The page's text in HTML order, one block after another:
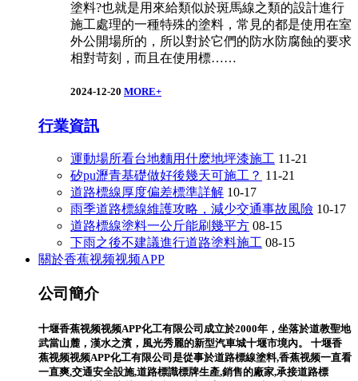
塗料?也就是用來給類似於斑馬線之類的設計進行
施工處理的一種特殊的塗料，常見的都是使用在室
外公開場所的，所以對於它們的防水防腐蝕的要求
相對苛刻，而且在使用標……
2024-12-20 MORE+
行業資訊
運動場所看台地麵用什麽地坪漆施工 11-21
矽pu瀝青基礎做好後幾天可施工？ 11-21
道路標線厚度偏差標準詳解 10-17
雨季道路標線維護攻略，減少交通事故風險 10-17
道路標線塗料一公斤能刷幾平方 08-15
下雨之後不建議進行道路塗料施工 08-15
關於香蕉视频视频APP
公司簡介
十堰香蕉视频视频APP化工有限公司成立於2000年，坐落於道教聖地
武當山麓，漢水之濱，風光秀麗的新型汽車城十堰市境內。 十堰香
蕉视频视频APP化工有限公司是從事於道路標線塗料,香蕉视频一直看
一直爽,交通安全設施,道路標識標牌生產,銷售的廠家,承接道路標